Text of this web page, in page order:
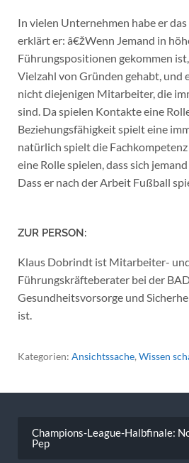
In vielen Unternehmen habe er
erklärt er: â€žWenn Jemand in
Führungspositionen gekommen
Vielzahl von Gründen gehabt, und
nicht diejenigen Mitarbeiter, die
sind. Da spielen Kontakte eine
Beziehungsfähigkeit spielt eine
natürlich spielt die Fachkompetenz
eine Rolle spielen, dass sich
Dass er nach der Arbeit Fußball
ZUR PERSON:
Klaus Dobrindt ist Mitarbeiter-
Führungskräfteberater bei der
Gesundheitsvorsorge und
ist.
Kategorien: Ansichtssache, Wissen
Champions-League-Halbfinale:
Pep